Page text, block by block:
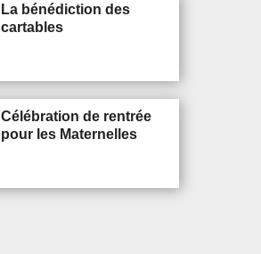
La bénédiction des
cartables
Célébration de rentrée
pour les Maternelles